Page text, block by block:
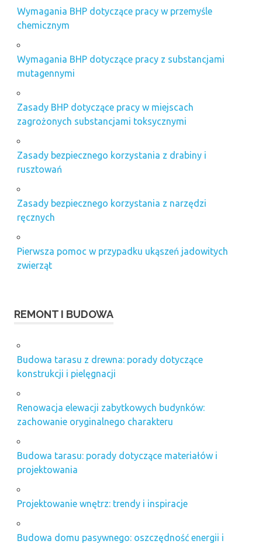
Wymagania BHP dotyczące pracy w przemyśle
chemicznym
Wymagania BHP dotyczące pracy z substancjami
mutagennymi
Zasady BHP dotyczące pracy w miejscach
zagrożonych substancjami toksycznymi
Zasady bezpiecznego korzystania z drabiny i
rusztowań
Zasady bezpiecznego korzystania z narzędzi
ręcznych
Pierwsza pomoc w przypadku ukąszeń jadowitych
zwierząt
REMONT I BUDOWA
Budowa tarasu z drewna: porady dotyczące
konstrukcji i pielęgnacji
Renowacja elewacji zabytkowych budynków:
zachowanie oryginalnego charakteru
Budowa tarasu: porady dotyczące materiałów i
projektowania
Projektowanie wnętrz: trendy i inspiracje
Budowa domu pasywnego: oszczędność energii i